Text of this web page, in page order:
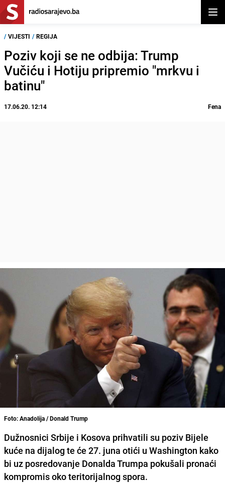
/ VIJESTI / REGIJA
Poziv koji se ne odbija: Trump
Vučiću i Hotiju pripremio "mrkvu i
batinu"
17.06.20. 12:14 Fena
Foto: Anadolija / Donald Trump
Dužnosnici Srbije i Kosova prihvatili su poziv Bijele
kuće na dijalog te će 27. juna otići u Washington kako
bi uz posredovanje Donalda Trumpa pokušali pronaći
kompromis oko teritorijalnog spora.